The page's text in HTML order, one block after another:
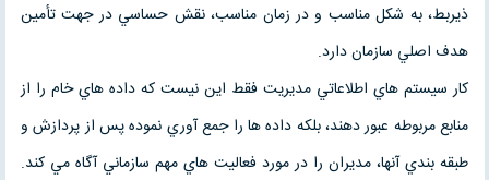
ذيربط، به شكل مناسب و در زمان مناسب، نقش حساسي در جهت تأمين
هدف اصلي سازمان دارد.
كار سيستم هاي اطلاعاتي مديريت فقط اين نيست كه داده هاي خام را از
منابع مربوطه عبور دهند، بلكه داده ها را جمع آوري نموده پس از پردازش و
طبقه بندي آنها،‌ مديران را در مورد فعاليت هاي مهم سازماني آگاه مي كند.